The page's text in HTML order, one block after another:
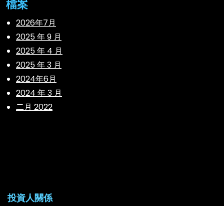
檔案
2026年7月
2025 年 9 月
2025 年 4 月
2025 年 3 月
2024年6月
2024 年 3 月
二月 2022
投資人關係